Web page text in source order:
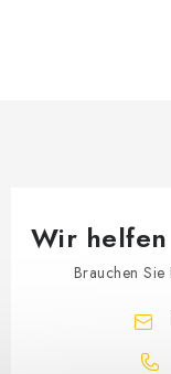
Wir
Brauchen